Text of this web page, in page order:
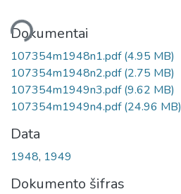
Dokumentai
107354m1948n1.pdf(4.95 MB)
107354m1948n2.pdf(2.75 MB)
107354m1949n3.pdf(9.62 MB)
107354m1949n4.pdf(24.96 MB)
Data
1948, 1949
Dokumento šifras